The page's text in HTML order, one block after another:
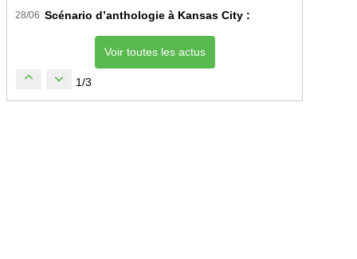
28/06 Scénario d’anthologie à Kansas City : L’Algérie
Voir toutes les actus
1/3